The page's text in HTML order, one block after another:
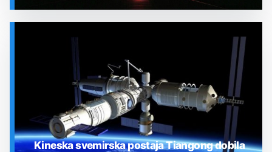
Kineska svemirska postaja Tiangong dobila